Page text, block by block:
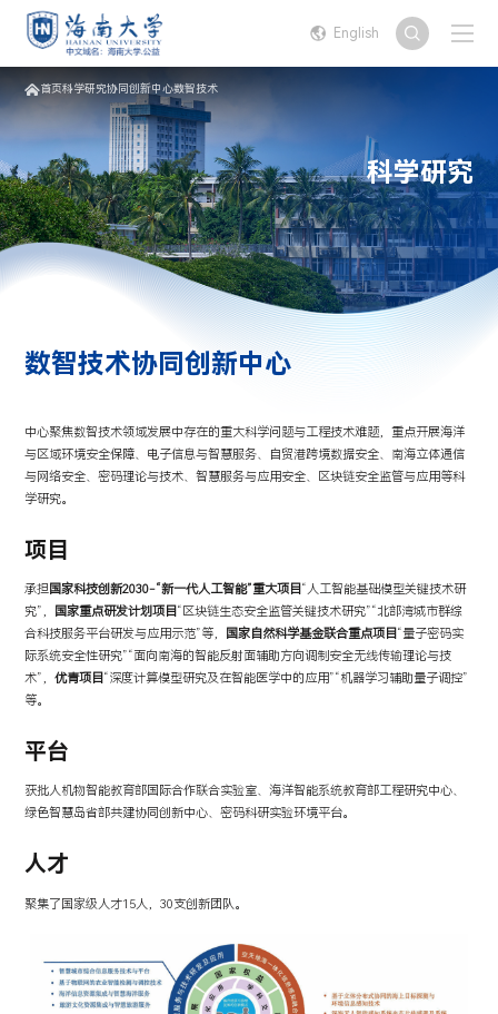
English
首页科学研究协同创新中心数智技术
科学研究
数智技术协同创新中心
中心聚焦数智技术领域发展中存在的重大科学问题与工程技术难题，重点开展海洋
与区域环境安全保障、电子信息与智慧服务、自贸港跨境数据安全、南海立体通信
与网络安全、密码理论与技术、智慧服务与应用安全、区块链安全监管与应用等科
学研究。
项目
承担国家科技创新2030-“新一代人工智能”重大项目 “人工智能基础模型关键技术研
究”，
国家重点研发计划项目 “区块链生态安全监管关键技术研究”“北部湾城市群综
合科技服务平台研发与应用示范”等，
国家自然科学基金联合重点项目 “量子密码实
际系统安全性研究”“面向南海的智能反射面辅助方向调制安全无线传输理论与技
术”，优青项目 “深度计算模型研究及在智能医学中的应用”“机器学习辅助量子调控”
等。
平台
获批人机物智能教育部国际合作联合实验室、海洋智能系统教育部工程研究中心、
绿色智慧岛省部共建协同创新中心、密码科研实验环境平台。
人才
聚集了国家级人才15人，30支创新团队。